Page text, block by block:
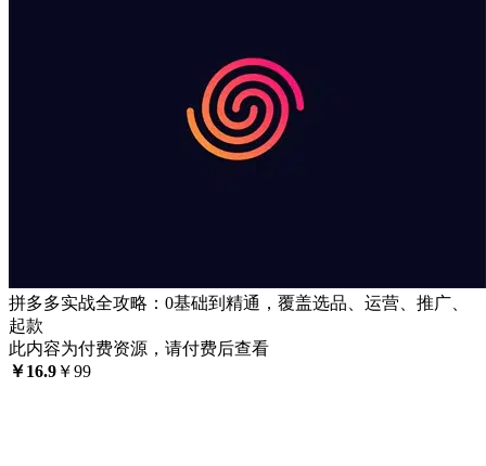
拼多多实战全攻略：0基础到精通，覆盖选品、运营、推广、
起款
此内容为付费资源，请付费后查看
￥16.9 ￥99